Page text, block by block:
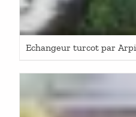
Echangeur turcot par Arpi